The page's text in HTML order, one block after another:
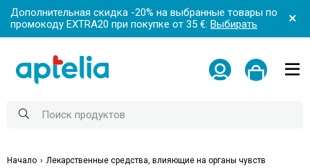
Дополнительная скидка -20% на выбранные товары по
промокоду EXTRA20 при покупке от 35 €: Выбирать
Начало Лекарственные средства, влияющие на органы чувств